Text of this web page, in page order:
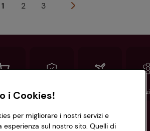
1 2 3
online Assicurazioni
i Cookies!
per migliorare i nostri servizi e
esperienza sul nostro sito. Quelli di